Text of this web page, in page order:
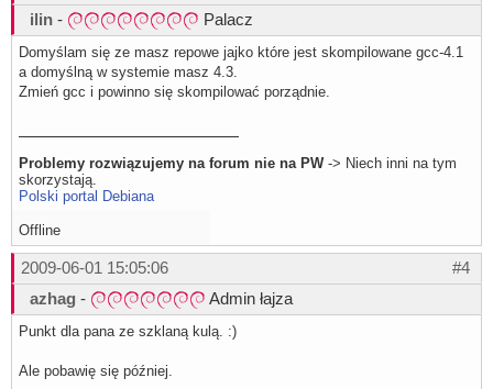
ilin - Palacz
Domyślam się ze masz repowe jajko które jest skompilowane gcc-4.1
a domyślną w systemie masz 4.3.
Zmień gcc i powinno się skompilować porządnie.
Problemy rozwiązujemy na forum nie na PW-> Niech inni na tym
skorzystają.
Polski portal Debiana
Offline
#4
2009-06-01 15:05:06
azhag - Admin łajza
Punkt dla pana ze szklaną kulą. :)
Ale pobawię się później.